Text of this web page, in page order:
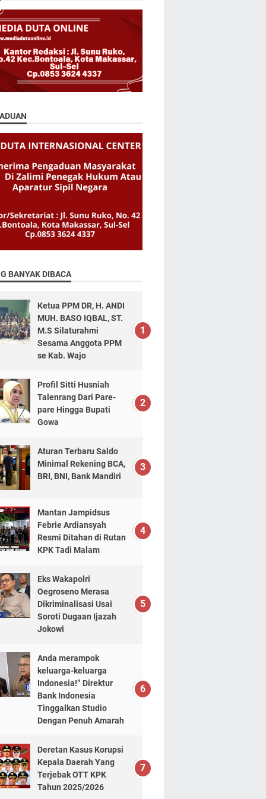
BANYAK DIBACA
Ketua PPM DR, H. ANDI
MUH. BASO IQBAL, ST.
M.S Silaturahmi
Sesama Anggota PPM
se Kab. Wajo
Profil Sitti Husniah
Talenrang Dari Pare-
pare Hingga Bupati
Gowa
Aturan Terbaru Saldo
Minimal Rekening BCA,
BRI, BNI, Bank Mandiri
Mantan Jampidsus
Febrie Ardiansyah
Resmi Ditahan di Rutan
KPK Tadi Malam
Eks Wakapolri
Oegroseno Merasa
Dikriminalisasi Usai
Soroti Dugaan Ijazah
Jokowi
Anda merampok
keluarga-keluarga
Indonesia!” Direktur
Bank Indonesia
Tinggalkan Studio
Dengan Penuh Amarah
Deretan Kasus Korupsi
Kepala Daerah Yang
Terjebak OTT KPK
Tahun 2025/2026